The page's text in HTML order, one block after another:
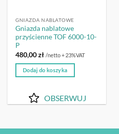
GNIAZDA NABLATOWE
Gniazda nablatowe
przyścienne TOF 6000-10-
P
480,00zł /netto + 23%VAT
Dodaj do koszyka
OBSERWUJ